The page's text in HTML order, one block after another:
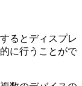
るとディスプレ
に行うことがで